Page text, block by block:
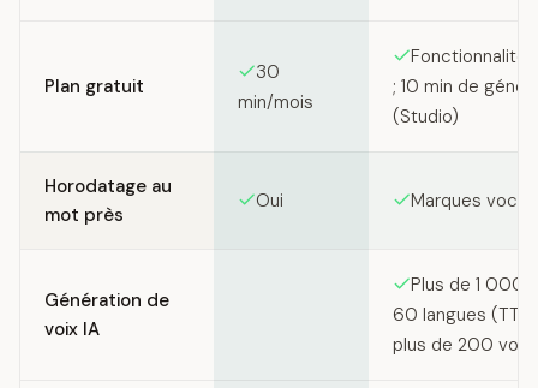
Plan gratuit
30
min/mois
; 10 min de
(Studio)
Horodatage au
mot près
Oui Marques
Génération de
voix IA
Plus de 1 000
60 langues (TTS
plus de 200 voix